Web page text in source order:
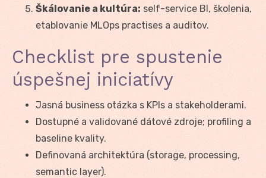
Škálovanie a kultúra: self-service BI, školenia,
etablovanie MLOps practises a auditov.
Checklist pre spustenie
úspešnej iniciatívy
Jasná business otázka s KPIs a stakeholderami.
Dostupné a validované dátové zdroje; profiling a
baseline kvality.
Definovaná architektúra (storage, processing,
semantic layer).